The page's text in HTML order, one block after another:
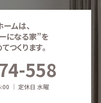
ムは、
になる家”を
つくります。
558
｜ 定休日 水曜